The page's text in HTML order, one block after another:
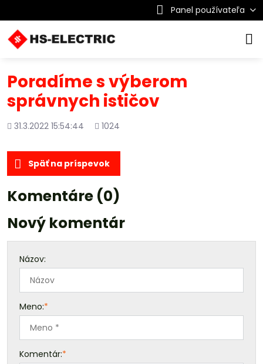
Panel používateľa
Poradíme s výberom
správnych ističov
Pridané
31.3.2022 15:54:44
Počet
1024
Späť na príspevok
Komentáre (0)
Nový komentár
Názov:
Meno:*
Komentár:*